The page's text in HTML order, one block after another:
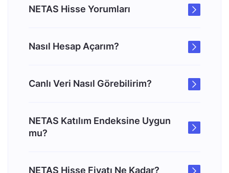
NETAS Hisse Yorumları
Nasıl Hesap Açarım?
Canlı Veri Nasıl Görebilirim?
NETAS Katılım Endeksine Uygun
mu?
NETAS Hisse Fiyatı Ne Kadar?